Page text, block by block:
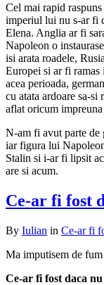
Cel mai rapid
imperiul lui nu s-ar fi
Elena. Anglia ar fi
Napoleon o
isi arata roadele,
Europei si ar fi ramas
acea perioada,
cu atata ardoare sa-si
aflat oricum
N-am fi avut parte de
iar figura lui
Stalin si i-ar fi lipsit
are si acum.
Ce-ar fi fost
By Iulian in Ce-ar fi
Ma imputisem de
Ce-ar fi fost daca